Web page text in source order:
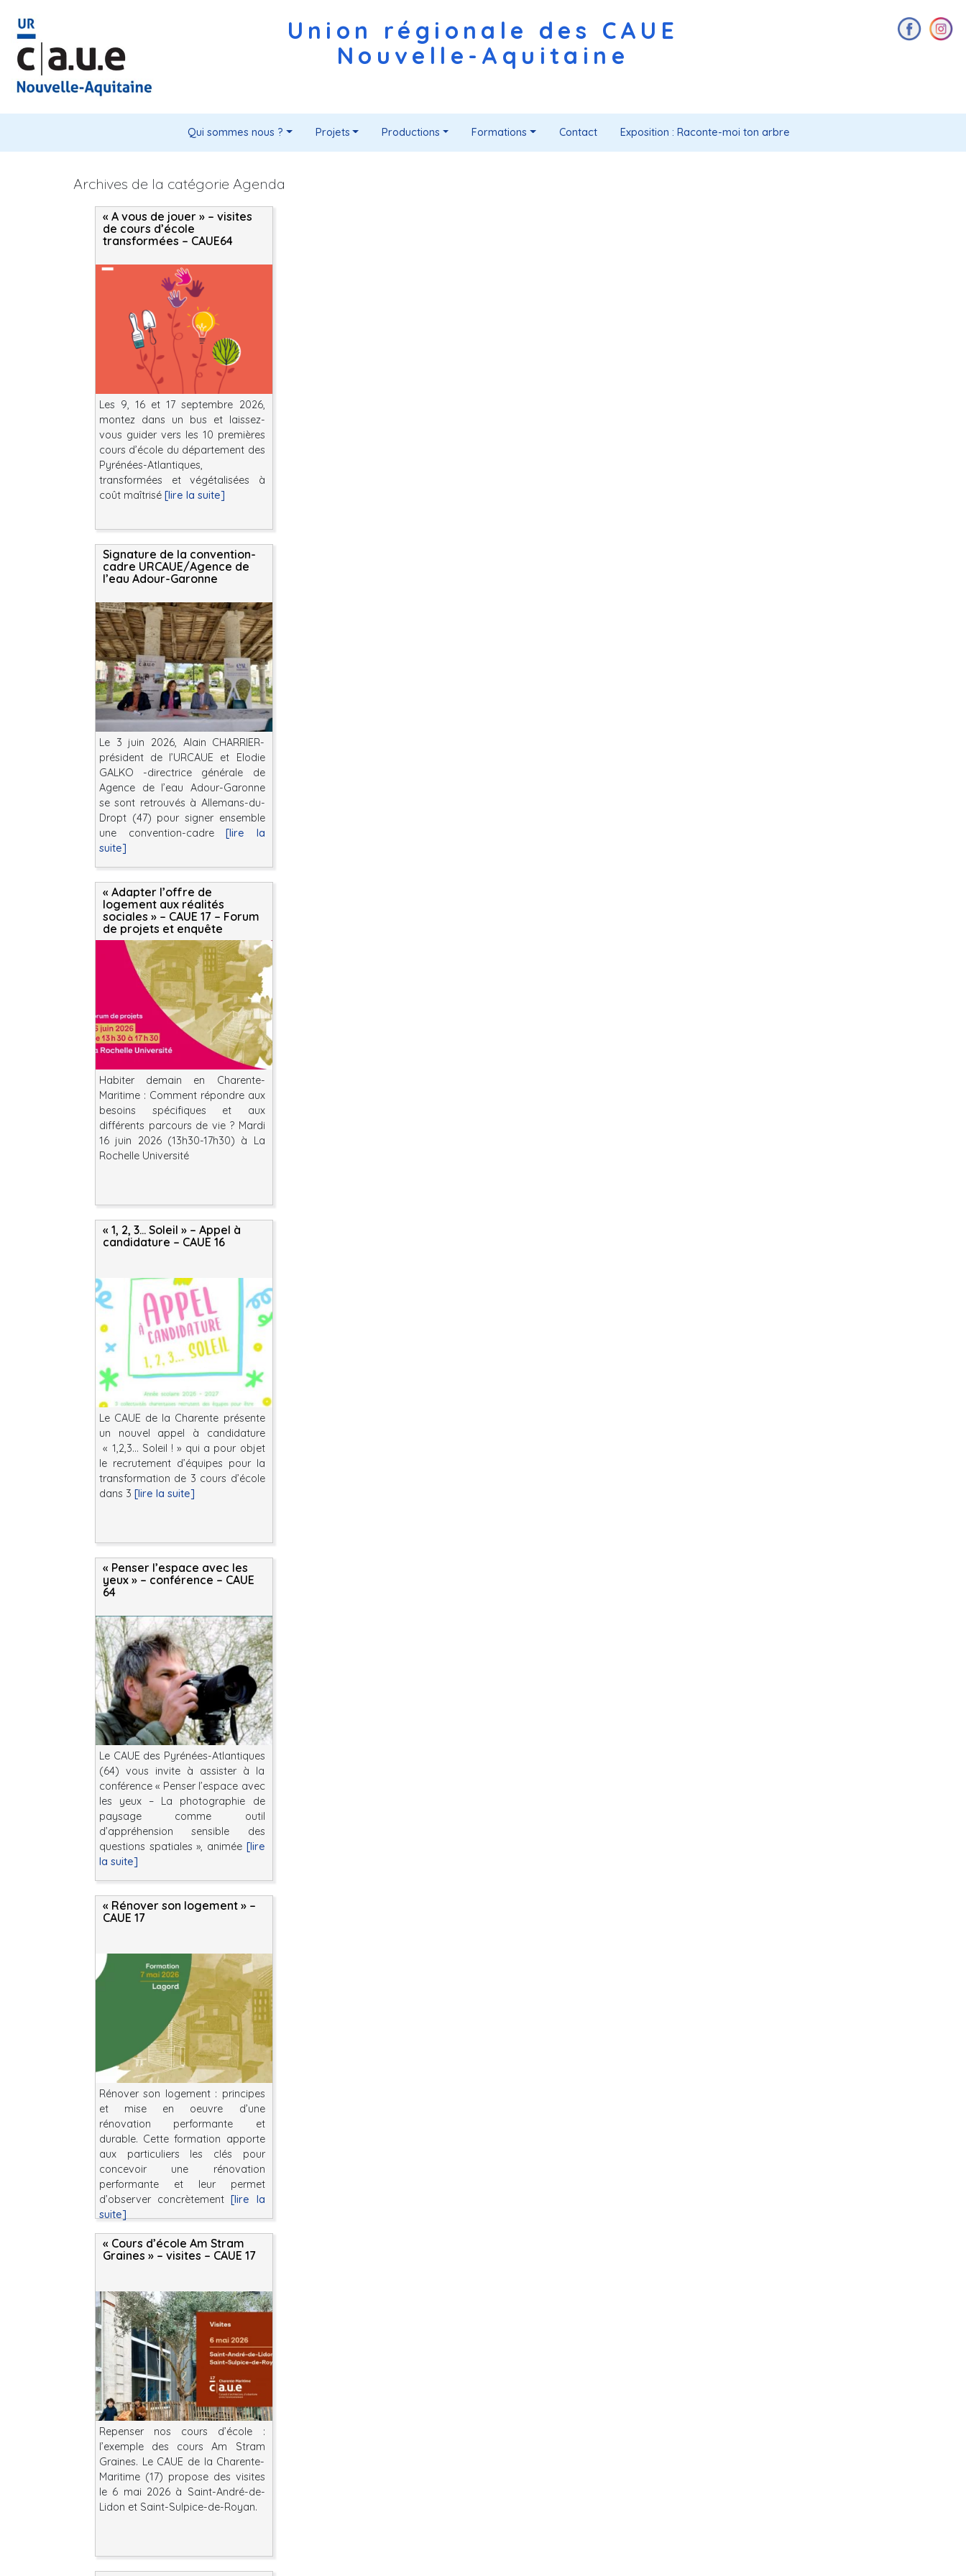
Union régionale des CAUE
Nouvelle-Aquitaine
Qui sommes nous ? Projets Productions Formations Contact Exposition : Raconte-moi ton arbre
Archives de la catégorie Agenda
« A vous de jouer » – visites
de cours d’école
transformées – CAUE64
Les 9, 16 et 17 septembre 2026,
montez dans un bus et laissez-
vous guider vers les 10 premières
cours d’école du département des
Pyrénées-Atlantiques,
transformées et végétalisées à
coût maîtrisé [lire la suite]
Signature de la convention-
cadre URCAUE/Agence de
l’eau Adour-Garonne
Le 3 juin 2026, Alain CHARRIER-
président de l’URCAUE et Elodie
GALKO -directrice générale de
Agence de l’eau Adour-Garonne
se sont retrouvés à Allemans-du-
Dropt (47) pour signer ensemble
une convention-cadre [lire la
suite]
« Adapter l’offre de
logement aux réalités
sociales » – CAUE 17 – Forum
de projets et enquête
Habiter demain en Charente-
Maritime : Comment répondre aux
besoins spécifiques et aux
différents parcours de vie ? Mardi
16 juin 2026 (13h30-17h30) à La
Rochelle Université
« 1, 2, 3… Soleil » – Appel à
candidature – CAUE 16
Le CAUE de la Charente présente
un nouvel appel à candidature
« 1,2,3… Soleil ! » qui a pour objet
le recrutement d’équipes pour la
transformation de 3 cours d’école
dans 3 [lire la suite]
« Penser l’espace avec les
yeux » – conférence – CAUE
64
Le CAUE des Pyrénées-Atlantiques
(64) vous invite à assister à la
conférence « Penser l’espace avec
les yeux – La photographie de
paysage comme outil
d’appréhension sensible des
questions spatiales », animée [lire
la suite]
« Rénover son logement » –
CAUE 17
Rénover son logement : principes
et mise en oeuvre d’une
rénovation performante et
durable. Cette formation apporte
aux particuliers les clés pour
concevoir une rénovation
performante et leur permet
d’observer concrètement[lire la
suite]
« Cours d’école Am Stram
Graines » – visites – CAUE 17
Repenser nos cours d’école :
l’exemple des cours Am Stram
Graines. Le CAUE de la Charente-
Maritime (17) propose des visites
le 6 mai 2026 à Saint-André-de-
Lidon et Saint-Sulpice-de-Royan.